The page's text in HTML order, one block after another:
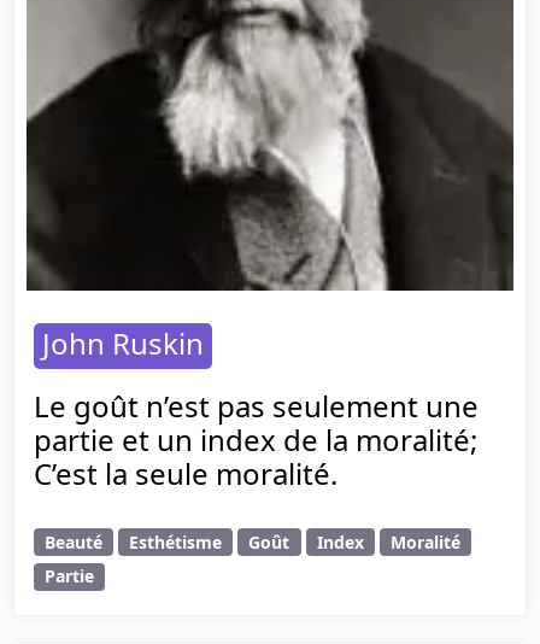
John Ruskin
Le goût n’est pas seulement une
partie et un index de la moralité;
C’est la seule moralité.
Beauté Esthétisme Goût Index
Moralité
Partie